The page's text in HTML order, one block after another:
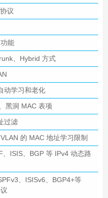
议
能
、Hybrid 方式
动学习和老化
黑洞 MAC 表项
过滤
的 MAC 地址学习限制
、ISIS、BGP 等 IPv4 动态路
、ISISv6、BGP4+等